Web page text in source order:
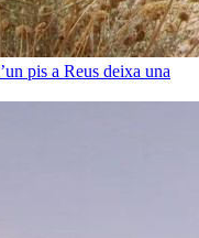
pis a Reus deixa una